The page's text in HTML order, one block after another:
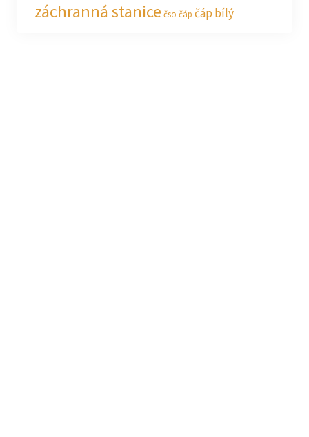
záchranná stanice čso čáp čáp bílý